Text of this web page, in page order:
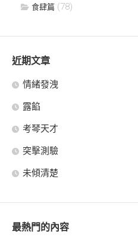
食肆篇 (78)
近期文章
情緒發洩
露餡
考琴天才
突擊測驗
未傾清楚
最熱門的內容